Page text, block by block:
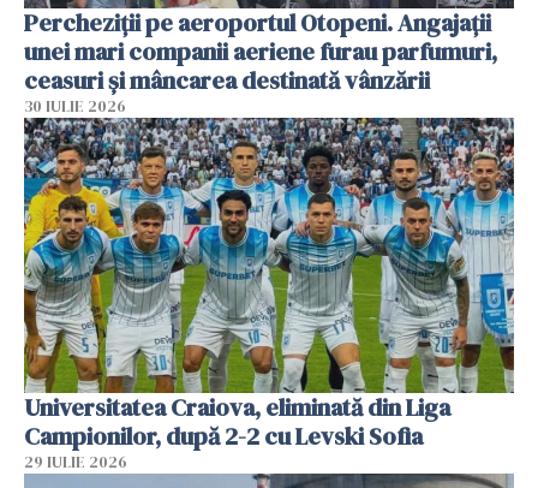
Percheziții pe aeroportul Otopeni. Angajații
unei mari companii aeriene furau parfumuri,
ceasuri și mâncarea destinată vânzării
30 IULIE 2026
Universitatea Craiova, eliminată din Liga
Campionilor, după 2-2 cu Levski Sofia
29 IULIE 2026